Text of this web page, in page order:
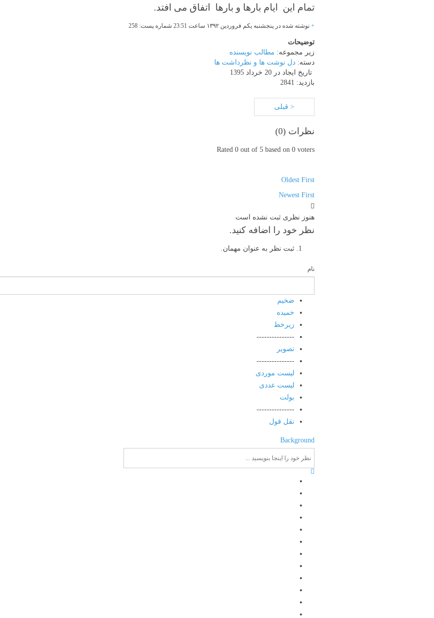
تمام این
ایام بارها و بارها اتفاق می افتد.
+ نوشته شده در پنجشنبه یکم فروردین ۱۳۹۲ ساعت 23:51 شماره پست: 258
توضیحات
زیر مجموعه: مطالب نویسنده
دسته: دل نوشت ها و نظرداشت ها
تاریخ ایجاد در 20 خرداد 1395
بازدید: 2841
< قبلی
نظرات (0
)
Rated 0 out of 5 based on 0 voters
Oldest First
Newest First
هنوز نظری ثبت نشده است
نظر خود را اضافه کنید.
ثبت نظر به عنوان مهمان.
نام
ضخیم
خمیده
زیرخط
---------------
تصویر
---------------
لیست موردی
لیست عددی
بولت
---------------
نقل قول
Background